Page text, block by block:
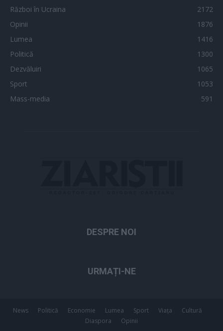
Război în Ucraina
2172
Opinii
1876
Lumea
1416
Politică
1300
Dezvăluiri
1065
Sport
1053
Mass-media
591
DESPRE NOI
URMAȚI-NE
News Politică Economie Lumea Sport Viața
Cultură
Diaspora
Opinii